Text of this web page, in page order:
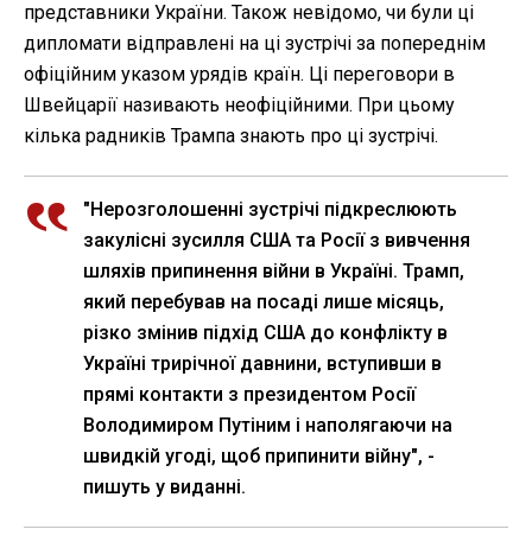
представники України. Також невідомо, чи були ці
дипломати відправлені на ці зустрічі за попереднім
офіційним указом урядів країн. Ці переговори в
Швейцарії називають неофіційними. При цьому
кілька радників Трампа знають про ці зустрічі.
"Нерозголошенні зустрічі підкреслюють
закулісні зусилля США та Росії з вивчення
шляхів припинення війни в Україні. Трамп,
який перебував на посаді лише місяць,
різко змінив підхід США до конфлікту в
Україні трирічної давнини, вступивши в
прямі контакти з президентом Росії
Володимиром Путіним і наполягаючи на
швидкій угоді, щоб припинити війну", -
пишуть у виданні.